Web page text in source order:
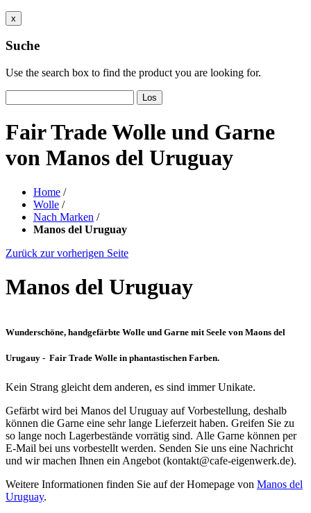
x
Suche
Use the search box to find the product you are looking for.
Los
Fair Trade Wolle und Garne
von Manos del Uruguay
Home /
Wolle /
Nach Marken /
Manos del Uruguay
Zurück zur vorherigen Seite
Manos del Uruguay
Wunderschöne, handgefärbte Wolle und Garne mit Seele von Maons del
Urugauy - Fair Trade Wolle in phantastischen Farben.
Kein Strang gleicht dem anderen, es sind immer Unikate.
Gefärbt wird bei Manos del Uruguay auf Vorbestellung, deshalb
können die Garne eine sehr lange Lieferzeit haben. Greifen Sie zu
so lange noch Lagerbestände vorrätig sind. Alle Garne können per
E-Mail bei uns vorbestellt werden. Senden Sie uns eine Nachricht
und wir machen Ihnen ein Angebot (kontakt@cafe-eigenwerk.de).
Weitere Informationen finden Sie auf der Homepage von Manos del
Uruguay.